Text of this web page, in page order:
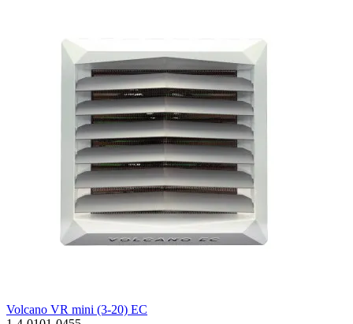
Volcano VR mini (3-20) EC